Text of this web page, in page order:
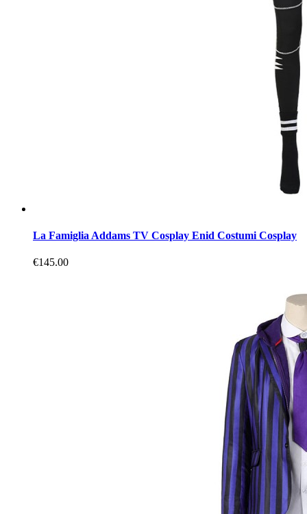
La Famiglia Addams TV Cosplay Enid Costumi Cosplay
€145.00